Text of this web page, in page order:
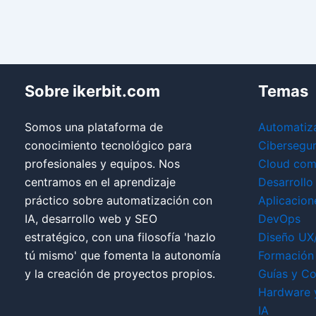
Sobre ikerbit.com
Somos una plataforma de
conocimiento tecnológico para
profesionales y equipos. Nos
centramos en el aprendizaje
práctico sobre automatización con
IA, desarrollo web y SEO
estratégico, con una filosofía 'hazlo
tú mismo' que fomenta la autonomía
y la creación de proyectos propios.
Temas
Cloud
DevOps
Diseño
Guías y
Hardware
IA